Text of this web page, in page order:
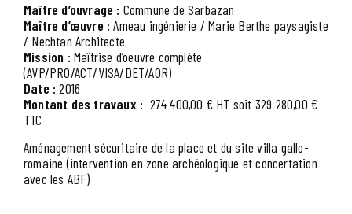
Maître d’ouvrage : Commune de Sarbazan
Maître d’œuvre :Ameau ingénierie / Marie Berthe paysagiste
/ Nechtan Architecte
Mission : Maîtrise d’oeuvre complète
(AVP/PRO/ACT/VISA/DET/AOR)
Date :2016
Montant des travaux : 274 400,00 € HT soit 329 280,00 €
TTC
Aménagement sécuritaire de la place et du site villa gallo-
romaine (intervention en zone archéologique et concertation
avec les ABF)